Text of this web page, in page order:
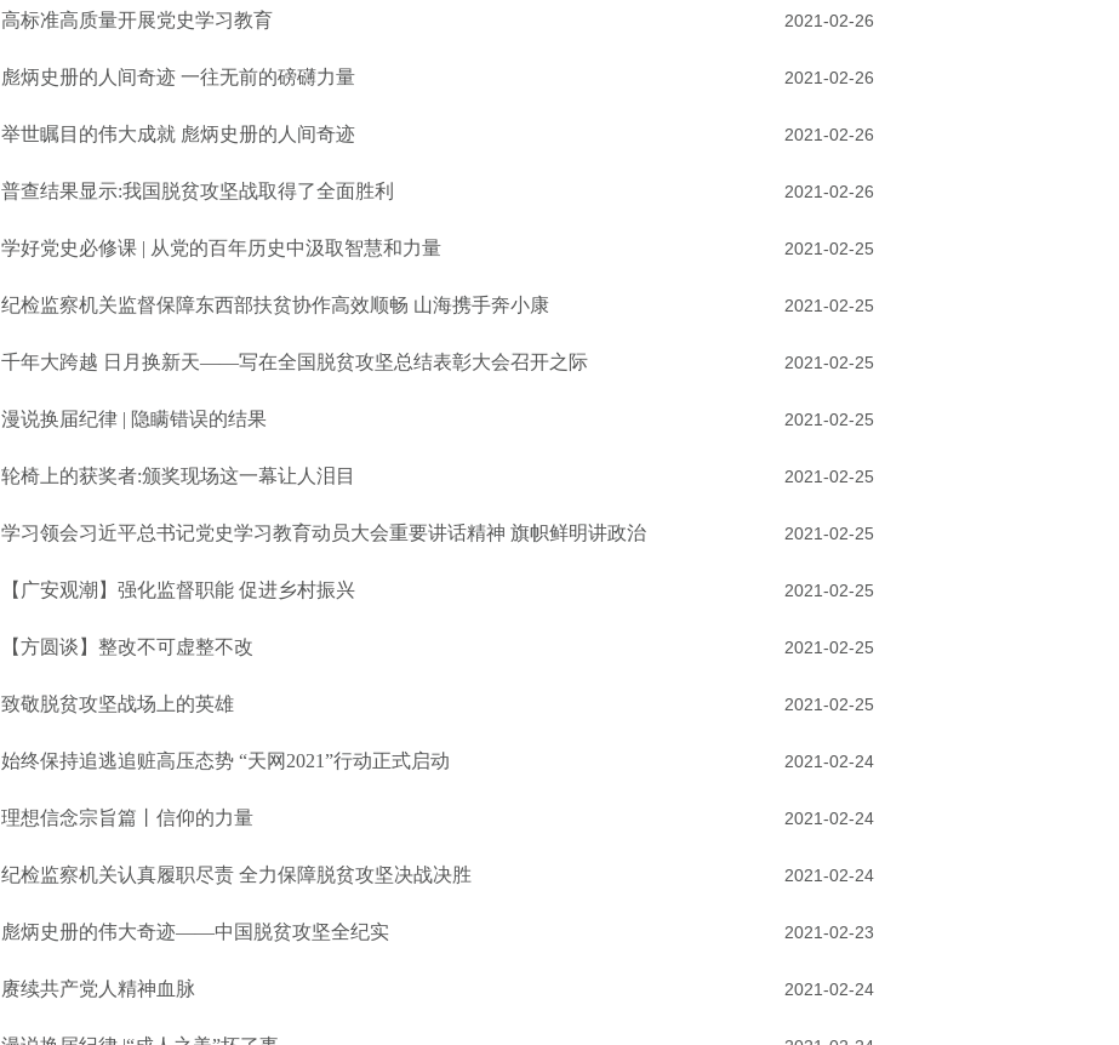
高标准高质量开展党史学习教育 2021-02-26
彪炳史册的人间奇迹 一往无前的磅礴力量 2021-02-26
举世瞩目的伟大成就 彪炳史册的人间奇迹 2021-02-26
普查结果显示:我国脱贫攻坚战取得了全面胜利 2021-02-26
学好党史必修课 | 从党的百年历史中汲取智慧和力量 2021-02-25
纪检监察机关监督保障东西部扶贫协作高效顺畅 山海携手奔小康 2021-02-25
千年大跨越 日月换新天——写在全国脱贫攻坚总结表彰大会召开之际 2021-02-25
漫说换届纪律 | 隐瞒错误的结果 2021-02-25
轮椅上的获奖者:颁奖现场这一幕让人泪目 2021-02-25
学习领会习近平总书记党史学习教育动员大会重要讲话精神 旗帜鲜明讲政治 2021-02-25
【广安观潮】强化监督职能 促进乡村振兴 2021-02-25
【方圆谈】整改不可虚整不改 2021-02-25
致敬脱贫攻坚战场上的英雄 2021-02-25
始终保持追逃追赃高压态势 “天网2021”行动正式启动 2021-02-24
理想信念宗旨篇丨信仰的力量 2021-02-24
纪检监察机关认真履职尽责 全力保障脱贫攻坚决战决胜 2021-02-24
彪炳史册的伟大奇迹——中国脱贫攻坚全纪实 2021-02-23
赓续共产党人精神血脉 2021-02-24